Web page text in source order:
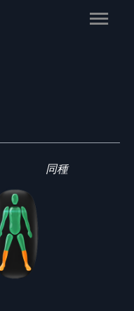
Main
同種